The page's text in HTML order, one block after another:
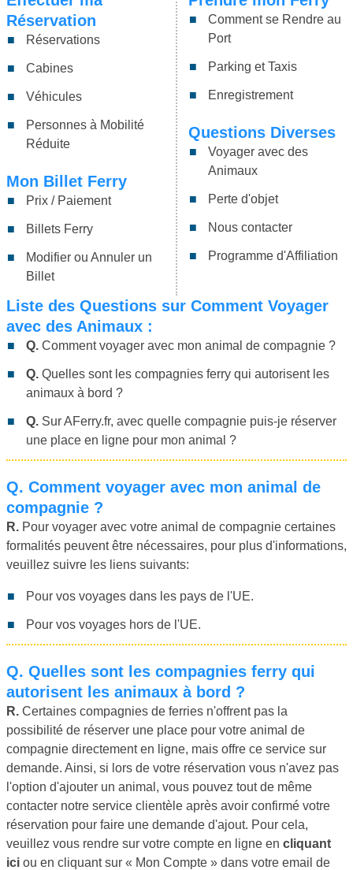
Réservation
Réservations
Cabines
Véhicules
Personnes à Mobilité
Réduite
Mon Billet Ferry
Prix / Paiement
Billets Ferry
Modifier ou Annuler un
Billet
Comment se Rendre au
Port
Parking et Taxis
Enregistrement
Questions Diverses
Voyager avec des
Animaux
Perte d'objet
Nous contacter
Programme d'Affiliation
Liste des Questions sur Comment Voyager
avec des Animaux :
Q. Comment voyager avec mon animal de compagnie ?
Q. Quelles sont les compagnies ferry qui autorisent les
animaux à bord ?
Q. Sur AFerry.fr, avec quelle compagnie puis-je réserver
une place en ligne pour mon animal ?
Q. Comment voyager avec mon animal de
compagnie ?
R. Pour voyager avec votre animal de compagnie certaines
formalités peuvent être nécessaires, pour plus d'informations,
veuillez suivre les liens suivants:
Pour vos voyages dans les pays de l'UE.
Pour vos voyages hors de l'UE.
Q. Quelles sont les compagnies ferry qui
autorisent les animaux à bord ?
R. Certaines compagnies de ferries n'offrent pas la
possibilité de réserver une place pour votre animal de
compagnie directement en ligne, mais offre ce service sur
demande. Ainsi, si lors de votre réservation vous n'avez pas
l'option d'ajouter un animal, vous pouvez tout de même
contacter notre service clientèle après avoir confirmé votre
réservation pour faire une demande d'ajout. Pour cela,
veuillez vous rendre sur votre compte en ligne en cliquant
ici ou en cliquant sur « Mon Compte » dans votre email de